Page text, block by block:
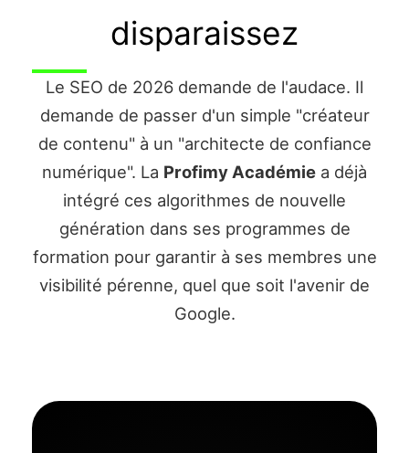
disparaissez
Le SEO de 2026 demande de l'audace. Il
demande de passer d'un simple "créateur
de contenu" à un "architecte de confiance
numérique". La Profimy Académie a déjà
intégré ces algorithmes de nouvelle
génération dans ses programmes de
formation pour garantir à ses membres une
visibilité pérenne, quel que soit l'avenir de
Google.